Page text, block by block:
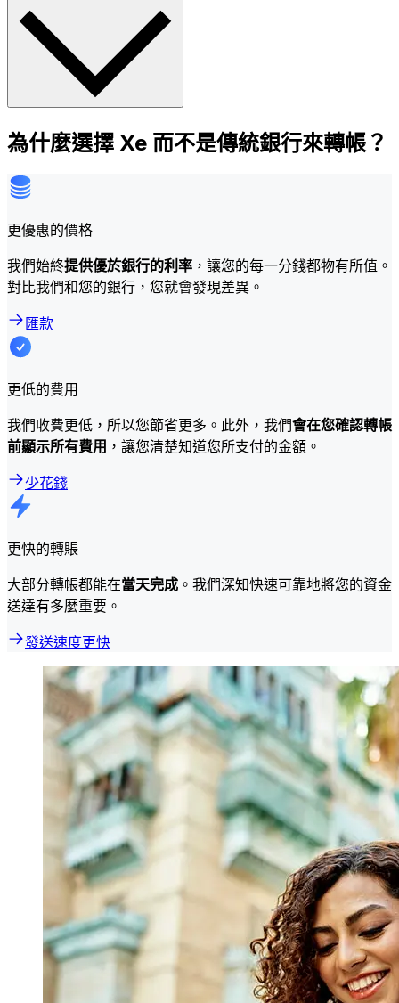
為什麼選擇 Xe 而不是傳統銀行來轉帳？
更優惠的價格
我們始終提供優於銀行的利率 ，讓您的每一分錢都物有所值。
對比我們和您的銀行，您就會發現差異。
匯款
更低的費用
我們收費更低，所以您節省更多。此外，我們會在您確認轉帳
前顯示所有費用 ，讓您清楚知道您所支付的金額。
少花錢
更快的轉賬
大部分轉帳都能在當天完成 。我們深知快速可靠地將您的資金
送達有多麼重要。
發送速度更快